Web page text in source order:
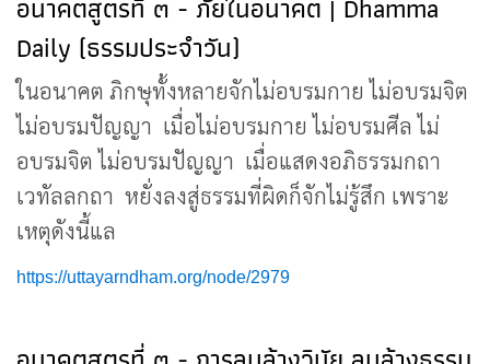
Daily (ธรรมประจำวัน)
ในอนาคต ภิกษุทั้งหลายจักไม่อบรมกาย ไม่อบรมจิต
ไม่อบรมปัญญา เมื่อไม่อบรมกาย ไม่อบรมศีล ไม่
อบรมจิต ไม่อบรมปัญญา เมื่อแสดงอภิธรรมกถา
เวทัลลกถา หยั่งลงสู่ธรรมที่ผิดก็จักไม่รู้สึก เพราะ
เหตุดังนี้แล
https://uttayarndham.org/node/2979